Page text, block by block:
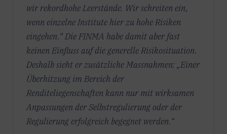
wir rekordhohe Leerstände. Wir schreiten ein,
wenn einzelne Institute hier zu hohe Risiken
eingehen.“ Die FINMA habe damit aber fast
keinen Einfluss auf die generelle Risikosituation.
Deshalb sieht er zusätzliche Massnahmen: „Einer
Überhitzung im Bereich der
Renditeliegenschaften kann nur mit wirksamen
Anpassungen der Selbstregulierung oder der
Regulierung erfolgreich begegnet werden.“